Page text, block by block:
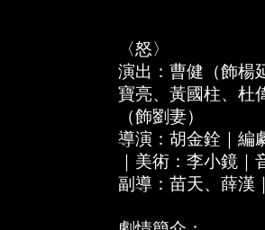
〈怒〉
演出：曹健（飾楊
寶亮、黃國柱、杜
（飾劉妻）
導演：胡金銓｜編
｜美術：李小鏡
副導：苗天、薛漢